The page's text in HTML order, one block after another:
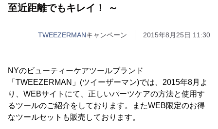
至近距離でもキレイ！ ～
TWEEZERMANキャンペーン 2015年8月25日 11:30
NYのビューティーケアツールブランド
「TWEEZERMAN」(ツイーザーマン)では、2015年8月よ
り、WEBサイトにて、正しいパーツケアの方法と使用す
るツールのご紹介をしております。またWEB限定のお得
なツールセットも販売しております。